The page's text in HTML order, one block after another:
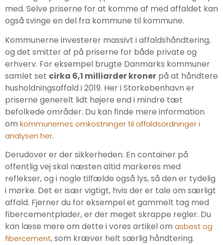
med. Selve priserne for at komme af med affaldet kan
også svinge en del fra kommune til kommune.
Kommunerne investerer massivt i affaldshåndtering,
og det smitter af på priserne for både private og
erhverv. For eksempel brugte Danmarks kommuner
samlet set cirka 6,1 milliarder kroner på at håndtere
husholdningsaffald i 2019. Her i Storkøbenhavn er
priserne generelt lidt højere end i mindre tæt
befolkede områder. Du kan finde mere information
om kommunernes omkostninger til affaldsordninger i
analysen her.
Derudover er der sikkerheden. En container på
offentlig vej skal næsten altid markeres med
reflekser, og i nogle tilfælde også lys, så den er tydelig
i mørke. Det er især vigtigt, hvis der er tale om særligt
affald. Fjerner du for eksempel et gammelt tag med
fibercementplader, er der meget skrappe regler. Du
kan læse mere om dette i vores artikel om asbest og
fibercement, som kræver helt særlig håndtering.